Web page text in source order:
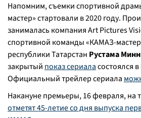
Напомним, съемки спортивной
мастер» стартовали в 2020 году.
занималась компания Art Pictures
спортивной команды «КАМАЗ-
республики Татарстан Рустама
закрытый показ сериаласостоялся
Официальный трейлер сериала
Накануне премьеры, 16 февраля, на
отметят 45-летие со дня выпуска